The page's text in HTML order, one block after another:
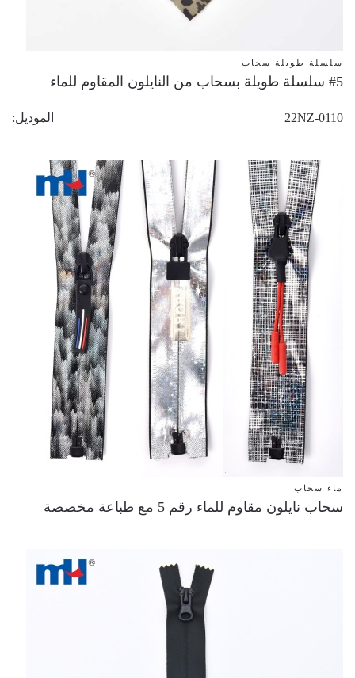
سلسلة طويلة سحاب
#5 سلسلة طويلة بسحاب من النايلون المقاوم للماء
الموديل 22NZ-0110
ماء سحاب
سحاب نايلون مقاوم للماء رقم 5 مع طباعة مخصصة